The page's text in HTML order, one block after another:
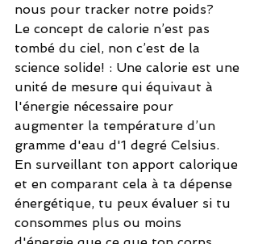
nous pour tracker notre poids?
Le concept de calorie n’est pas
tombé du ciel, non c’est de la
science solide! : Une calorie est une
unité de mesure qui équivaut à
l'énergie nécessaire pour
augmenter la température d’un
gramme d'eau d'1 degré Celsius.
En surveillant ton apport calorique
et en comparant cela à ta dépense
énergétique, tu peux évaluer si tu
consommes plus ou moins